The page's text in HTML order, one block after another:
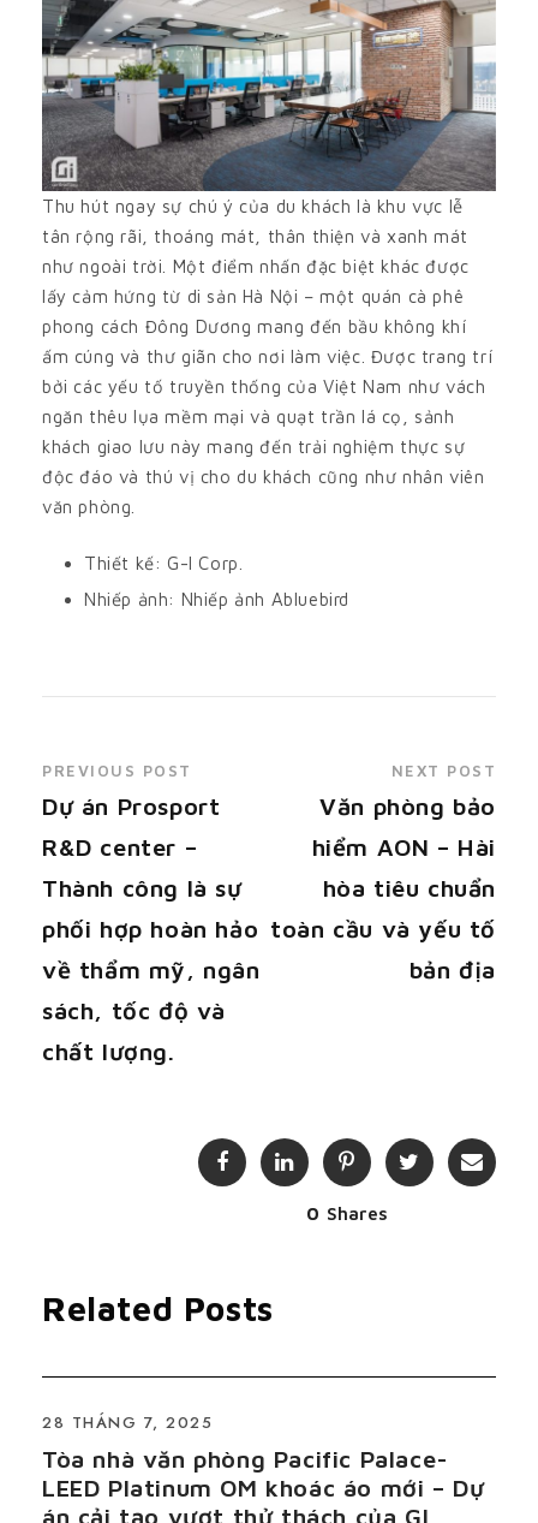
Thu hút ngay sự chú ý của du khách là khu vực lễ
tân rộng rãi, thoáng mát, thân thiện và xanh mát
như ngoài trời. Một điểm nhấn đặc biệt khác được
lấy cảm hứng từ di sản Hà Nội – một quán cà phê
phong cách Đông Dương mang đến bầu không khí
ấm cúng và thư giãn cho nơi làm việc. Được trang trí
bởi các yếu tố truyền thống của Việt Nam như vách
ngăn thêu lụa mềm mại và quạt trần lá cọ, sảnh
khách giao lưu này mang đến trải nghiệm thực sự
độc đáo và thú vị cho du khách cũng như nhân viên
văn phòng.
Thiết kế: G-I Corp.
Nhiếp ảnh: Nhiếp ảnh Abluebird
PREVIOUS POST
Dự án Prosport
R&D center –
Thành công là sự
phối hợp hoàn hảo
về thẩm mỹ, ngân
sách, tốc độ và
chất lượng.
NEXT POST
Văn phòng bảo
hiểm AON – Hài
hòa tiêu chuẩn
toàn cầu và yếu tố
bản địa
0 Shares
Related Posts
28 THÁNG 7, 2025
Tòa nhà văn phòng Pacific Palace-
LEED Platinum OM khoác áo mới – Dự
án cải tạo vượt thử thách của GI